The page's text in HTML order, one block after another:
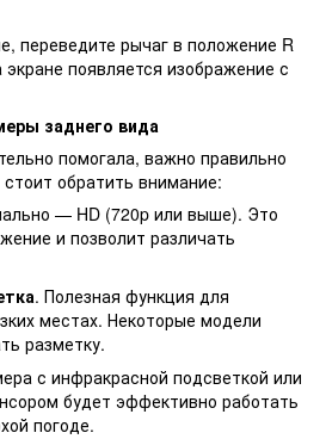
переведите рычаг в положение R
появляется изображение с
заднего вида
помогала, важно правильно
обратить внимание:
— HD (720p или выше). Это
и позволит различать
. Полезная функция для
местах. Некоторые модели
разметку.
с инфракрасной подсветкой или
будет эффективно работать
погоде.